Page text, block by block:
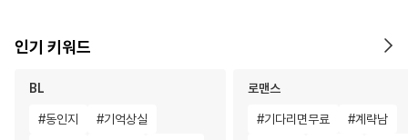
인기 키워드
BL
#동인지 #기억상실
로맨스
#기다리면무료 #계략남